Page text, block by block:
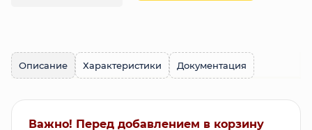
Описание Характеристики Документация
Важно! Перед добавлением в корзину